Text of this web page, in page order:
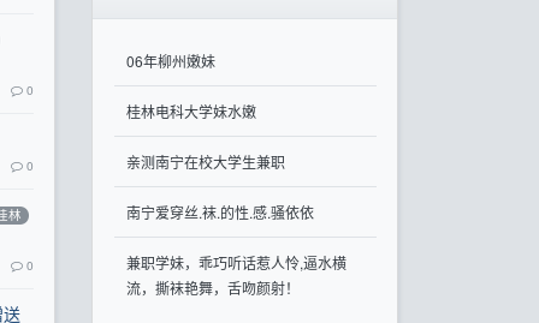
0
0
林
0
06年柳州嫩妹
桂林电科大学妹水嫩
亲测南宁在校大学生兼职
南宁爱穿丝.袜.的性.感.骚依依
兼职学妹，乖巧听话惹人怜,逼水横
流，撕袜艳舞，舌吻颜射！